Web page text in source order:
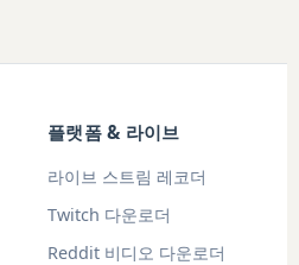
플랫폼 & 라이브
라이브 스트림 레코더
Twitch 다운로더
Reddit 비디오 다운로더